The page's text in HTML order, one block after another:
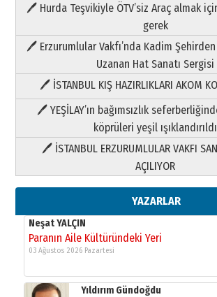
🖊 Hurda Teşvikiyle ÖTV’siz Araç almak
gerek
🖊 Erzurumlular Vakfı’nda Kadim
Uzanan Hat Sanatı Sergisi
🖊 İSTANBUL KIŞ HAZIRLIKLARI AKOM
🖊 YEŞİLAY’ın bağımsızlık
köprüleri yeşil ışıklandırıldı
🖊 İSTANBUL ERZURUMLULAR VAKFI
AÇILIYOR
YAZARLAR
Paranın Aile Kültüründeki Yeri
03 Ağustos 2026 Pazartesi
Yıldırım Gündoğdu
HAVVA’NIN ÜÇ KIZI
09 Temmuz 2026 Perşembe
Yusuf POLAT
Şampiyonluk Sebahattin Şirin’e
11 Mayıs 2026 Pazartesi
Neşat YALÇIN
Paranın Aile Kültüründeki Yeri
03 Ağustos 2026 Pazartesi
Yıldırım Gündoğdu